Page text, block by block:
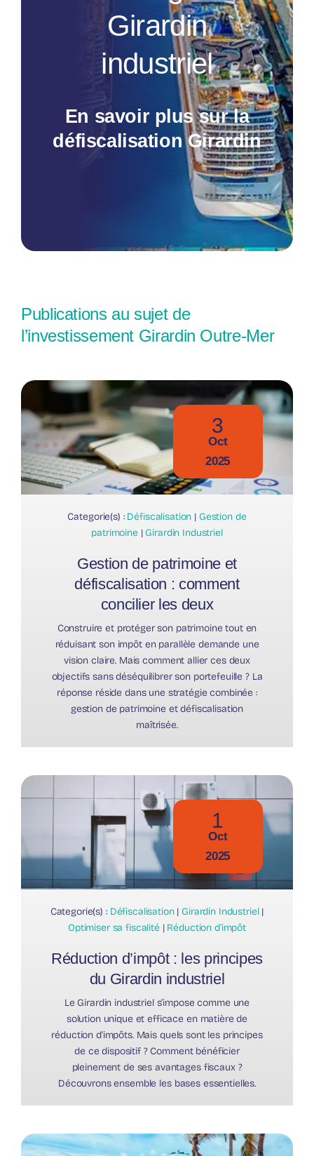
Nos publicationsGirardin
industriel
En savoir plus sur la
défiscalisation Girardin
Publications au sujet de
l’investissement Girardin Outre-Mer
3
Oct
2025
Categorie(s) : Défiscalisation | Gestion de
patrimoine | Girardin Industriel
Gestion de patrimoine et
défiscalisation : comment
concilier les deux
Construire et protéger son patrimoine tout en
réduisant son impôt en parallèle demande une
vision claire. Mais comment allier ces deux
objectifs sans déséquilibrer son portefeuille ? La
réponse réside dans une stratégie combinée :
gestion de patrimoine et défiscalisation
maîtrisée.
1
Oct
2025
Categorie(s) : Défiscalisation| Girardin Industriel|
Optimiser sa fiscalité | Réduction d’impôt
Réduction d’impôt : les principes
du Girardin industriel
Le Girardin industriel s’impose comme une
solution unique et efficace en matière de
réduction d'impôts. Mais quels sont les principes
de ce dispositif ? Comment bénéficier
pleinement de ses avantages fiscaux ?
Découvrons ensemble les bases essentielles.